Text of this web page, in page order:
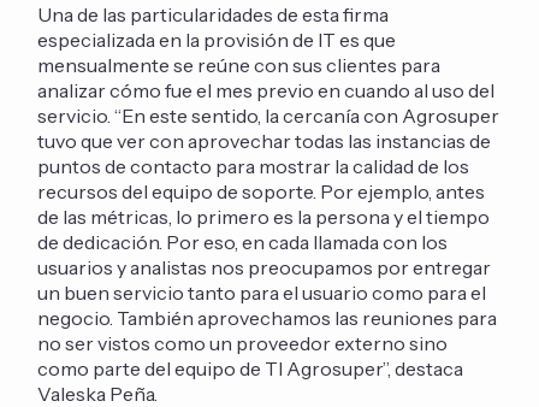
Una de las particularidades de esta firma
especializada en la provisión de IT es que
mensualmente se reúne con sus clientes para
analizar cómo fue el mes previo en cuando al uso del
servicio. “En este sentido, la cercanía con Agrosuper
tuvo que ver con aprovechar todas las instancias de
puntos de contacto para mostrar la calidad de los
recursos del equipo de soporte. Por ejemplo, antes
de las métricas, lo primero es la persona y el tiempo
de dedicación. Por eso, en cada llamada con los
usuarios y analistas nos preocupamos por entregar
un buen servicio tanto para el usuario como para el
negocio. También aprovechamos las reuniones para
no ser vistos como un proveedor externo sino
como parte del equipo de TI Agrosuper”, destaca
Valeska Peña.